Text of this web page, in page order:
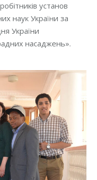
установ
наук України за
України
насаджень».